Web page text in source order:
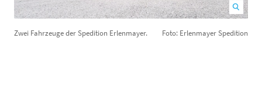
Zwei Fahrzeuge der Spedition Erlenmayer. Foto: Erlenmayer Spedition